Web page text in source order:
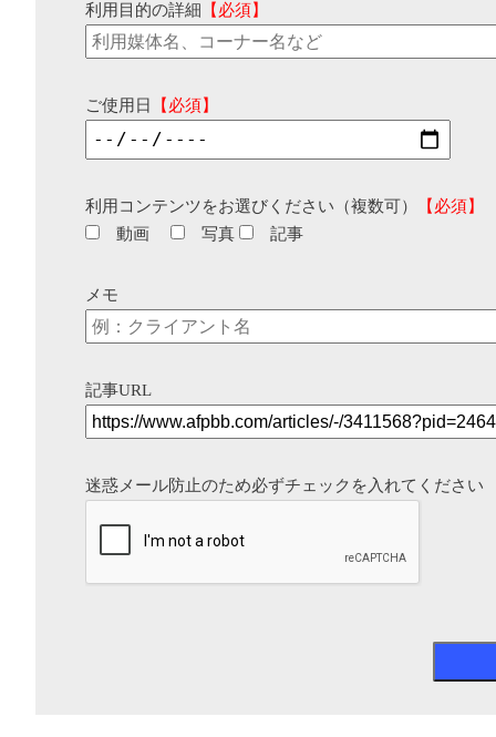
利用目的の詳細 【必須】
ご使用日 【必須】
利用コンテンツをお選びください（複数可）
【必須】
動画
写真 記事
メモ
記事URL
迷惑メール防止のため必ずチェックを入れてください